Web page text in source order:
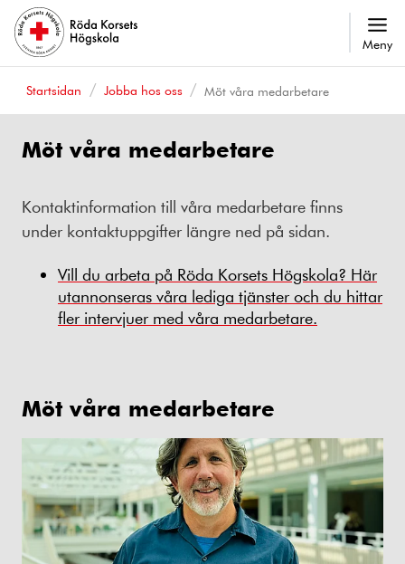
Meny
Startsidan Jobba hos oss Möt våra medarbetare
Möt våra medarbetare
Kontaktinformation till våra medarbetare finns
under kontaktuppgifter längre ned på sidan.
Vill du arbeta på Röda Korsets Högskola? Här
utannonseras våra lediga tjänster och du hittar
fler intervjuer med våra medarbetare.
Möt våra medarbetare